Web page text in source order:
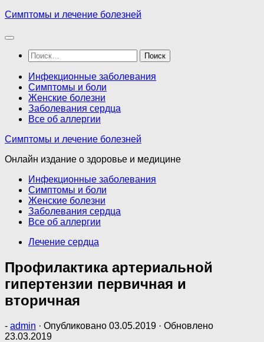
Перейти
содержимому
Симптомы и лечение болезней
Найти:
Инфекционные заболевания
Симптомы и боли
Женские болезни
Заболевания сердца
Все об аллергии
Симптомы и лечение болезней
Онлайн издание о здоровье и медицине
Инфекционные заболевания
Симптомы и боли
Женские болезни
Заболевания сердца
Все об аллергии
Лечение сердца
Профилактика артериальной
гипертензии первичная и
вторичная
- admin · Опубликовано 03.05.2019 · Обновлено
23.03.2019